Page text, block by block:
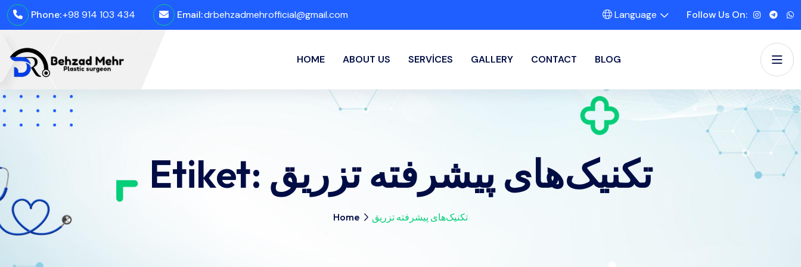
Phone:+98 914 103 434 Email:drbehzadmehrofficial@gmail.com Language Follow Us On:
HOME ABOUT US SERVICES GALLERY CONTACT BLOG
Etiket: تکنیک‌های پیشرفته تزریق
Home تکنیک‌های پیشرفته تزریق